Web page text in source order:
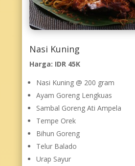
Nasi Kuning
Harga: IDR 45K
Nasi Kuning @ 200 gram
Ayam Goreng Lengkuas
Sambal Goreng Ati Ampela
Tempe Orek
Bihun Goreng
Telur Balado
Urap Sayur